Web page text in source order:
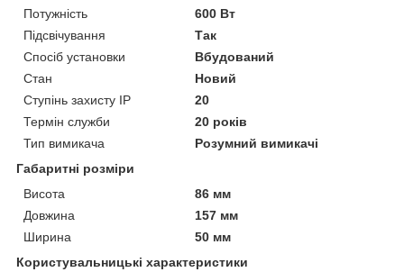
Потужність
600 Вт
Підсвічування
Так
Спосіб установки
Вбудований
Стан
Новий
Ступінь захисту IP
20
Термін служби
20 років
Тип вимикача
Розумний вимикачі
Габаритні розміри
Висота
86 мм
Довжина
157 мм
Ширина
50 мм
Користувальницькі характеристики